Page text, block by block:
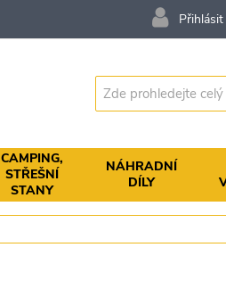
Přihlásit
Vyhledávání
CAMPING,
STŘEŠNÍ
STANY
NÁHRADNÍ
DÍLY